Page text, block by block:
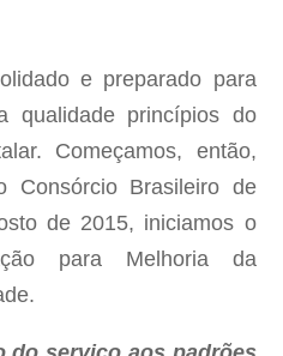
e preparado para
qualidade princípios do
Começamos, então,
Consórcio Brasileiro de
de 2015, iniciamos o
para Melhoria da